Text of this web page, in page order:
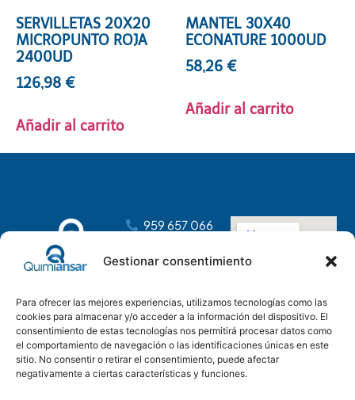
Gestionar consentimiento
Para ofrecer las mejores experiencias, utilizamos tecnologías como las
cookies para almacenar y/o acceder a la información del dispositivo. El
consentimiento de estas tecnologías nos permitirá procesar datos como
el comportamiento de navegación o las identificaciones únicas en este
sitio. No consentir o retirar el consentimiento, puede afectar
negativamente a ciertas características y funciones.
SERVILLETAS 20X20
MICROPUNTO ROJA
2400UD
126,98 €
Añadir al carrito
MANTEL 30X40
ECONATURE 1000UD
58,26 €
Añadir al carrito
959 657 066
Tartessos, C.
C, nave 14
21610 San Juan
del Puerto,
Huelva